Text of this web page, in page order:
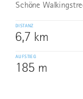
Schöne
DISTANZ
6,7 km
AUFSTIEG
185 m